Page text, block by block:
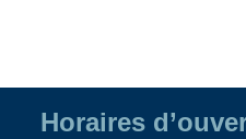
Horaires